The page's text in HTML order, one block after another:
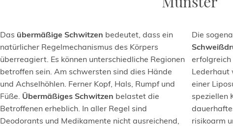
Das übermäßige Schwitzen bedeutet, dass ein
natürlicher Regelmechanismus des Körpers
überreagiert. Es können unterschiedliche Regionen
betroffen sein. Am schwersten sind dies Hände
und Achselhöhlen. Ferner Kopf, Hals, Rumpf und
Füße. Übermäßiges Schwitzen belastet die
Betroffenen erheblich. In aller Regel sind
Deodorants und Medikamente nicht ausreichend,
Die
erfolgreich
Lederhaut
einer
speziellen
risikoarm